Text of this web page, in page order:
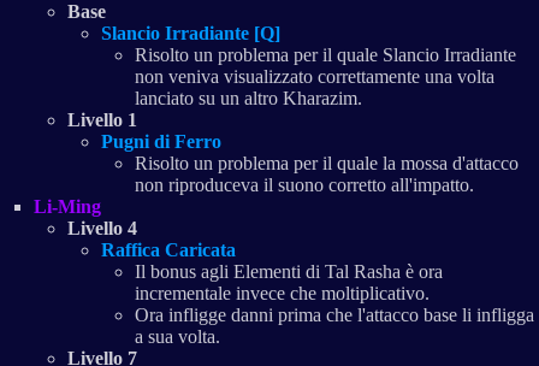
Base
Slancio Irradiante [Q]
Risolto un problema per il quale Slancio Irradiante
non veniva visualizzato correttamente una volta
lanciato su un altro Kharazim.
Livello 1
Pugni di Ferro
Risolto un problema per il quale la mossa d'attacco
non riproduceva il suono corretto all'impatto.
Li-Ming
Livello 4
Raffica Caricata
Il bonus agli Elementi di Tal Rasha è ora
incrementale invece che moltiplicativo.
Ora infligge danni prima che l'attacco base li infligga
a sua volta.
Livello 7